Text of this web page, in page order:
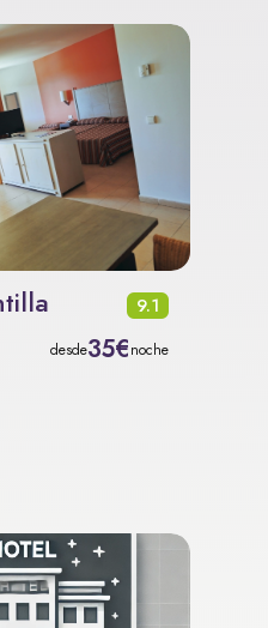
9.1
desde35€noche